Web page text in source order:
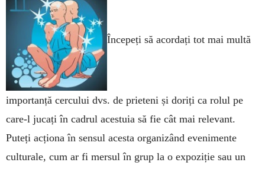
Începeți să acordați tot mai multă
importanță cercului dvs. de prieteni și doriți ca rolul pe
care-l jucați în cadrul acestuia să fie cât mai relevant.
Puteți acționa în sensul acesta or­ga­nizând evenimente
cultu­rale, cum ar fi mersul în grup la o expoziție sau un